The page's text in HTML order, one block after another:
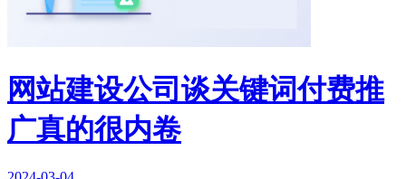
网站建设公司谈关键词付费推
广真的很内卷